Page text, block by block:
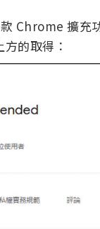
Chrome 擴充
的取得：